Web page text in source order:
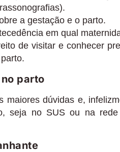
a gestação e o parto.
em qual
de visitar e conhecer
parto
maiores dúvidas e,
seja no SUS ou na